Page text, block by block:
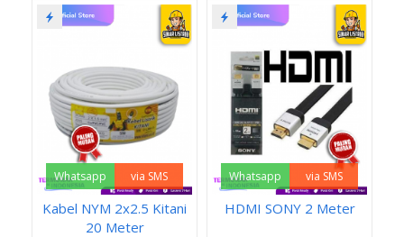
Whatsapp via SMS
Kabel NYM 2x2.5 Kitani
20 Meter
Whatsapp via SMS
HDMI SONY 2 Meter